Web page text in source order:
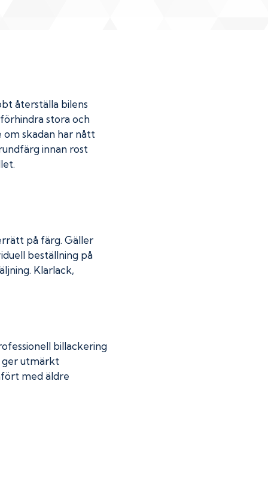
återställa bilens
stora och
skadan har nått
innan rost
på färg. Gäller
beställning på
Klarlack,
billackering
ger utmärkt
med äldre